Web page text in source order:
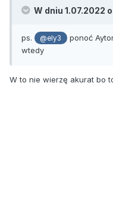
W dniu 1.07.2022
ps. @ely3
ponoć
wtedy
W to nie wierzę akurat bo